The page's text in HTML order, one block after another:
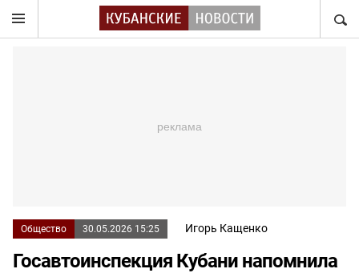
Общество 30.05.2026 15:25 Игорь Кащенко
Госавтоинспекция Кубани напомнила